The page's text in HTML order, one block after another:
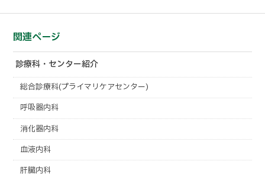
関連ページ
診療科・センター紹介
総合診療科(プライマリケアセンター)
呼吸器内科
消化器内科
血液内科
肝臓内科